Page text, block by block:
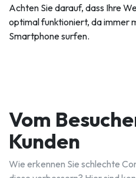
Achten Sie darauf, dass Ihre
optimal funktioniert, da immer
Smartphone surfen.
Vom
Kunden
Wie erkennen Sie schlechte